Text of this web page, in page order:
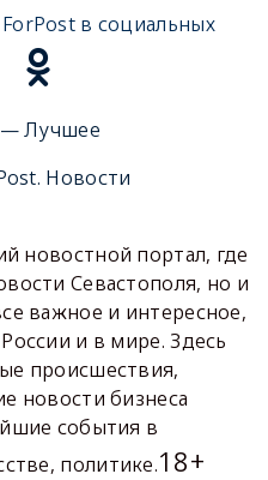
в социальных
Лучшее
Новости
новостной портал, где
Севастополя, но и
важное и интересное,
и в мире. Здесь
происшествия,
новости бизнеса
события в
политике.18+